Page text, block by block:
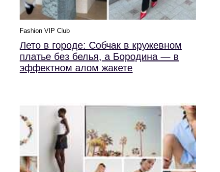
Fashion VIP Club
Лето в городе: Собчак в кружевном
платье без белья, а Бородина — в
эффектном алом жакете